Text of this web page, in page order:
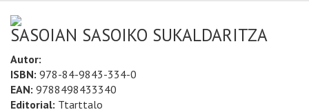
SASOIAN SASOIKO SUKALDARITZA
Autor:
ISBN: 978-84-9843-334-0
EAN: 9788498433340
Editorial: Ttarttalo